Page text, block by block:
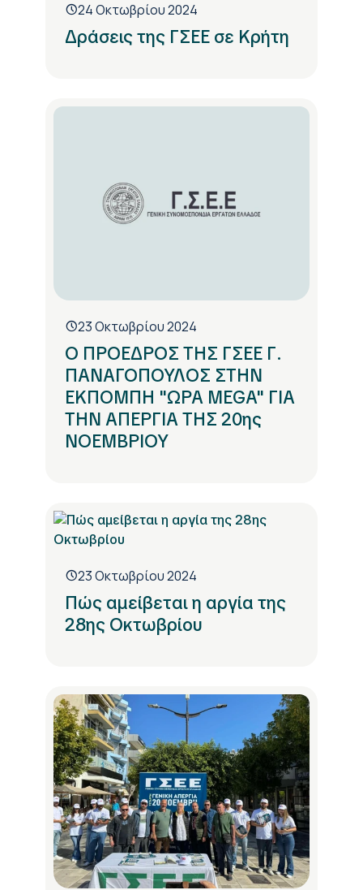
24 Οκτωβρίου 2024
Δράσεις της ΓΣΕΕ σε Κρήτη
23 Οκτωβρίου 2024
Ο ΠΡΟΕΔΡΟΣ ΤΗΣ ΓΣΕΕ Γ.
ΠΑΝΑΓΟΠΟΥΛΟΣ ΣΤΗΝ
ΕΚΠΟΜΠΗ "ΩΡΑ MEGA" ΓΙΑ
ΤΗΝ ΑΠΕΡΓΙΑ ΤΗΣ 20ης
ΝΟΕΜΒΡΙΟΥ
23 Οκτωβρίου 2024
Πώς αμείβεται η αργία της
28ης Οκτωβρίου